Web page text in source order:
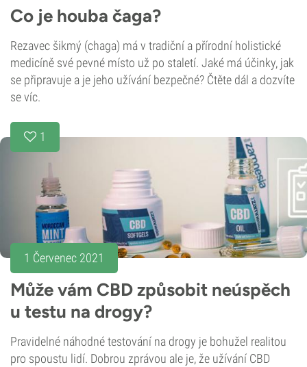
Co je houba čaga?
Rezavec šikmý (chaga) má v tradiční a přírodní holistické
medicíně své pevné místo už po staletí. Jaké má účinky, jak
se připravuje a je jeho užívání bezpečné? Čtěte dál a dozvíte
se víc.
1
1 Červenec 2021
Může vám CBD způsobit neúspěch
u testu na drogy?
Pravidelné náhodné testování na drogy je bohužel realitou
pro spoustu lidí. Dobrou zprávou ale je, že užívání CBD